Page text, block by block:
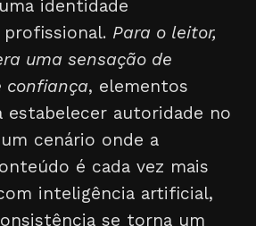
identidade
Para o leitor,
uma sensação de
confiança, elementos
estabelecer autoridade no
cenário onde a
é cada vez mais
inteligência artificial,
se torna um